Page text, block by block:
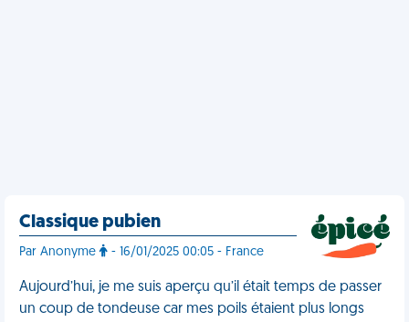
Classique pubien
Par Anonyme - 16/01/2025 00:05 - France
Aujourd’hui, je me suis aperçu qu’il était temps de passer
un coup de tondeuse car mes poils étaient plus longs